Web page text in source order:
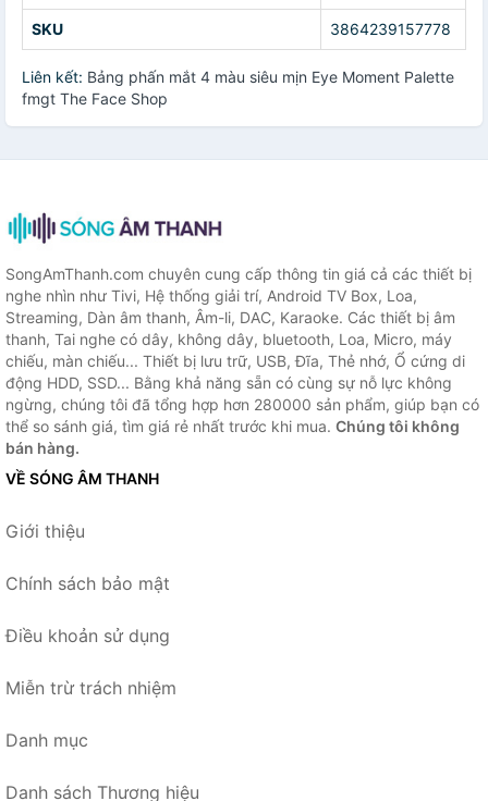
SKU 3864239157778
Liên kết: Bảng phấn mắt 4 màu siêu mịn Eye Moment Palette
fmgt The Face Shop
SongAmThanh.com chuyên cung cấp thông tin giá cả các thiết bị
nghe nhìn như Tivi, Hệ thống giải trí, Android TV Box, Loa,
Streaming, Dàn âm thanh, Âm-li, DAC, Karaoke. Các thiết bị âm
thanh, Tai nghe có dây, không dây, bluetooth, Loa, Micro, máy
chiếu, màn chiếu... Thiết bị lưu trữ, USB, Đĩa, Thẻ nhớ, Ổ cứng di
động HDD, SSD... Bằng khả năng sẵn có cùng sự nỗ lực không
ngừng, chúng tôi đã tổng hợp hơn 280000 sản phẩm, giúp bạn có
thể so sánh giá, tìm giá rẻ nhất trước khi mua. Chúng tôi không
bán hàng.
VỀ SÓNG ÂM THANH
Giới thiệu
Chính sách bảo mật
Điều khoản sử dụng
Miễn trừ trách nhiệm
Danh mục
Danh sách Thương hiệu